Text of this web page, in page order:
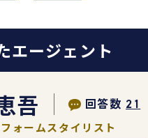
エージェント
吾 回答数 21
ォームスタイリスト